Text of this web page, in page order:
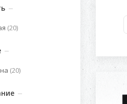
(20)
(20)